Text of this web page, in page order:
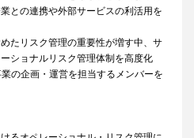
との連携や外部サービスの利活用を
たリスク管理の重要性が増す中、サ
ショナルリスク管理体制を高度化
の企画・運営を担当するメンバーを